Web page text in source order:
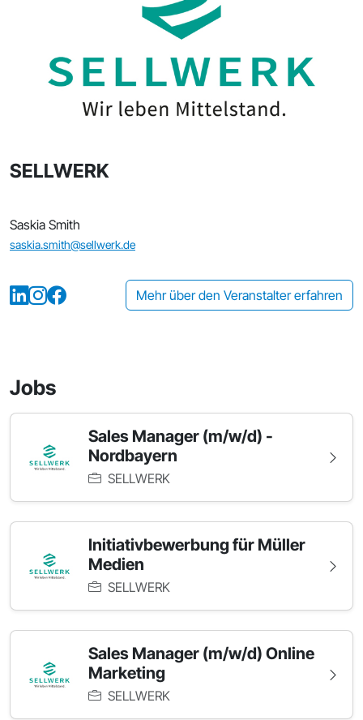
SELLWERK
Saskia Smith
saskia.smith@sellwerk.de
Mehr über den Veranstalter erfahren
Jobs
Sales Manager (m/w/d) -
Nordbayern
SELLWERK
Initiativbewerbung für Müller
Medien
SELLWERK
Sales Manager (m/w/d) Online
Marketing
SELLWERK